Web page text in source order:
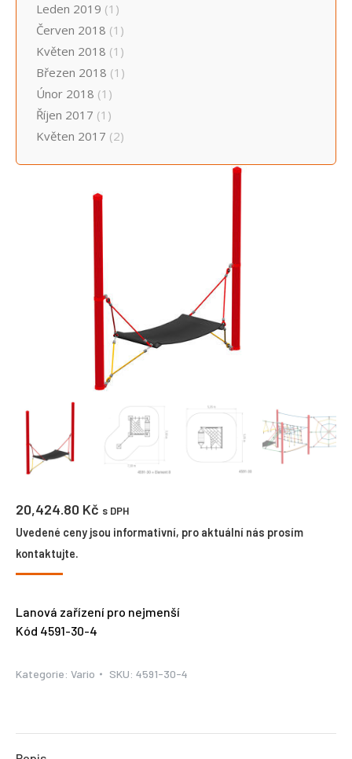
20,424.80 Kč s DPH
Uvedené ceny jsou informativní, pro aktuální nás prosím
kontaktujte.
Lanová zařízení pro nejmenší
Kód 4591-30-4
Kategorie: Vario SKU: 4591-30-4
Leden 2019 (1)
Červen 2018 (1)
Květen 2018 (1)
Březen 2018 (1)
Únor 2018 (1)
Říjen 2017 (1)
Květen 2017 (2)